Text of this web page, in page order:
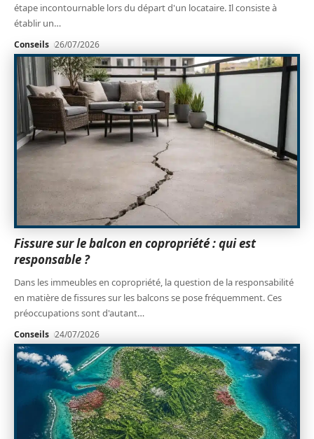
étape incontournable lors du départ d'un locataire. Il consiste à
établir un…
Conseils 26/07/2026
Fissure sur le balcon en copropriété : qui est
responsable ?
Dans les immeubles en copropriété, la question de la responsabilité
en matière de fissures sur les balcons se pose fréquemment. Ces
préoccupations sont d'autant…
Conseils 24/07/2026